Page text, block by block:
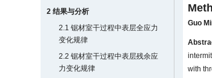
2 结果与分析
2.1 锯材室干过程中表层全应力
变化规律
2.2 锯材室干过程中表层残余应
力变化规律
Guo
with